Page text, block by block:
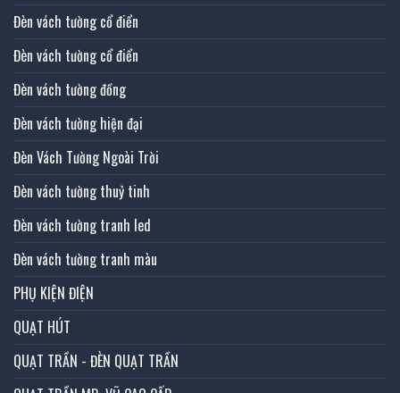
Đèn vách tường cổ điển
Đèn vách tường cổ điển
Đèn vách tường đồng
Đèn vách tường hiện đại
Đèn Vách Tường Ngoài Trời
Đèn vách tường thuỷ tinh
Đèn vách tường tranh led
Đèn vách tường tranh màu
PHỤ KIỆN ĐIỆN
QUẠT HÚT
QUẠT TRẦN - ĐÈN QUẠT TRẦN